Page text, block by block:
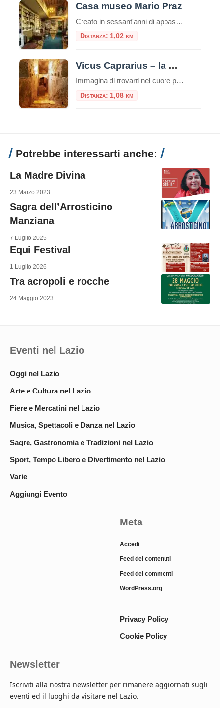
Casa museo Mario Praz
Creato in sessant'anni di appassionato collezionismo da Mario Praz (Roma 1896-1982) anglista e critico di levatura internazionale, al Casa Museo Mario Praz si presenta come una dimora nobiliare del secolo XIX. Mario Praz - pescatore, scrittore e
Distanza: 1,02 km
Vicus Caprarius – la Città dell’Acqua
Immagina di trovarti nel cuore pulsante di Roma, davanti alla maestosa Fontana di Trevi. La folla è ovunque, il rumore dell’acqua scrosciante si mescola al vociare dei turisti. Eppure, a pochi metri di distanza e a nove metri di profondità, esiste un mondo silenzioso dove quell’acqua scorre da duemila anni, testimone di una storia millenaria. […]
Distanza: 1,08 km
Potrebbe interessarti anche:
La Madre Divina
23 Marzo 2023
Sagra dell’Arrosticino
Manziana
7 Luglio 2025
Equi Festival
1 Luglio 2026
Tra acropoli e rocche
24 Maggio 2023
Eventi nel Lazio
Oggi nel Lazio
Arte e Cultura nel Lazio
Fiere e Mercatini nel Lazio
Musica, Spettacoli e Danza nel Lazio
Sagre, Gastronomia e Tradizioni nel Lazio
Sport, Tempo Libero e Divertimento nel Lazio
Varie
Aggiungi Evento
Meta
Accedi
Feed dei contenuti
Feed dei commenti
WordPress.org
Privacy Policy
Cookie Policy
Newsletter
Iscriviti alla nostra newsletter per rimanere aggiornati sugli
eventi ed il luoghi da visitare nel Lazio.